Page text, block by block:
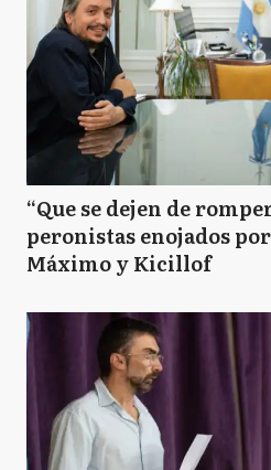
“Que se dejen de
peronistas enojados
Máximo y Kicillof